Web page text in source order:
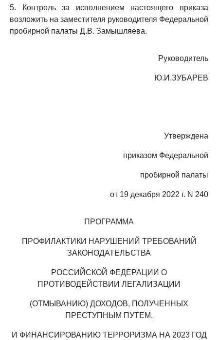
5. Контроль за исполнением настоящего приказа
возложить на заместителя руководителя Федеральной
пробирной палаты Д.В. Замышляева.
Руководитель
Ю.И.ЗУБАРЕВ
Утверждена
приказом Федеральной
пробирной палаты
от 19 декабря 2022 г. N 240
ПРОГРАММА
ПРОФИЛАКТИКИ НАРУШЕНИЙ ТРЕБОВАНИЙ
ЗАКОНОДАТЕЛЬСТВА
РОССИЙСКОЙ ФЕДЕРАЦИИ О
ПРОТИВОДЕЙСТВИИ ЛЕГАЛИЗАЦИИ
(ОТМЫВАНИЮ) ДОХОДОВ, ПОЛУЧЕННЫХ
ПРЕСТУПНЫМ ПУТЕМ,
И ФИНАНСИРОВАНИЮ ТЕРРОРИЗМА НА 2023 ГОД